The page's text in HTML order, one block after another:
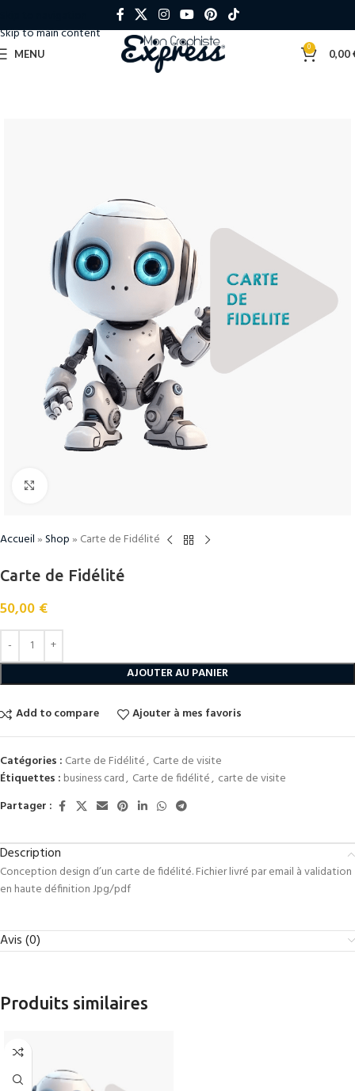
Skip to main content
MENU 0 0,00
Accueil»Shop» Carte de Fidélité
Carte de Fidélité
50,00 €
AJOUTER AU PANIER
Add to compare Ajouter à mes favoris
Catégories : Carte de Fidélité, Carte de visite
Étiquettes : business card, Carte de fidélité, carte de visite
Partager :
Description
Conception design d’un carte de fidélité. Fichier livré par email à validation
en haute définition Jpg/pdf
Avis (0)
Produits similaires